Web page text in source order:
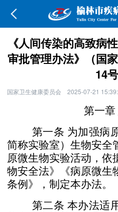
《人间传染的高致病
审批管理办法》（国
14号
国家卫生健康委员会 2025-07-21
第一章
第一条 为加强病
简称实验室） 生物安全
原微生物实验活动，依
物安全法》《病原微生
条例》，制定本办法。
第二条 本办法适